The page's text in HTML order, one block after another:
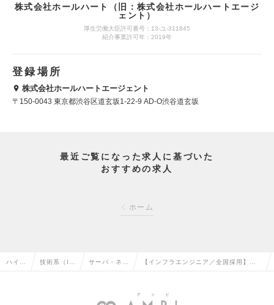
株式会社ホールハート（旧：株式会社ホールハートエージ
ェント）
厚生労働大臣許可番号：13-ユ-311845
紹介事業許可年：2019年
登録場所
株式会社ホールハートエージェント
〒150-0043 東京都渋谷区道玄坂1-22-9 AD-O渋谷道玄坂
最近ご覧になった求人に基づいた
おすすめの求人
ホーム
ハイク 技術系（I サーバ・ネッ
ジニアの転職
【インフラエンジニア／全国採用】外
程／最先端技術習得／残業11hの求人情